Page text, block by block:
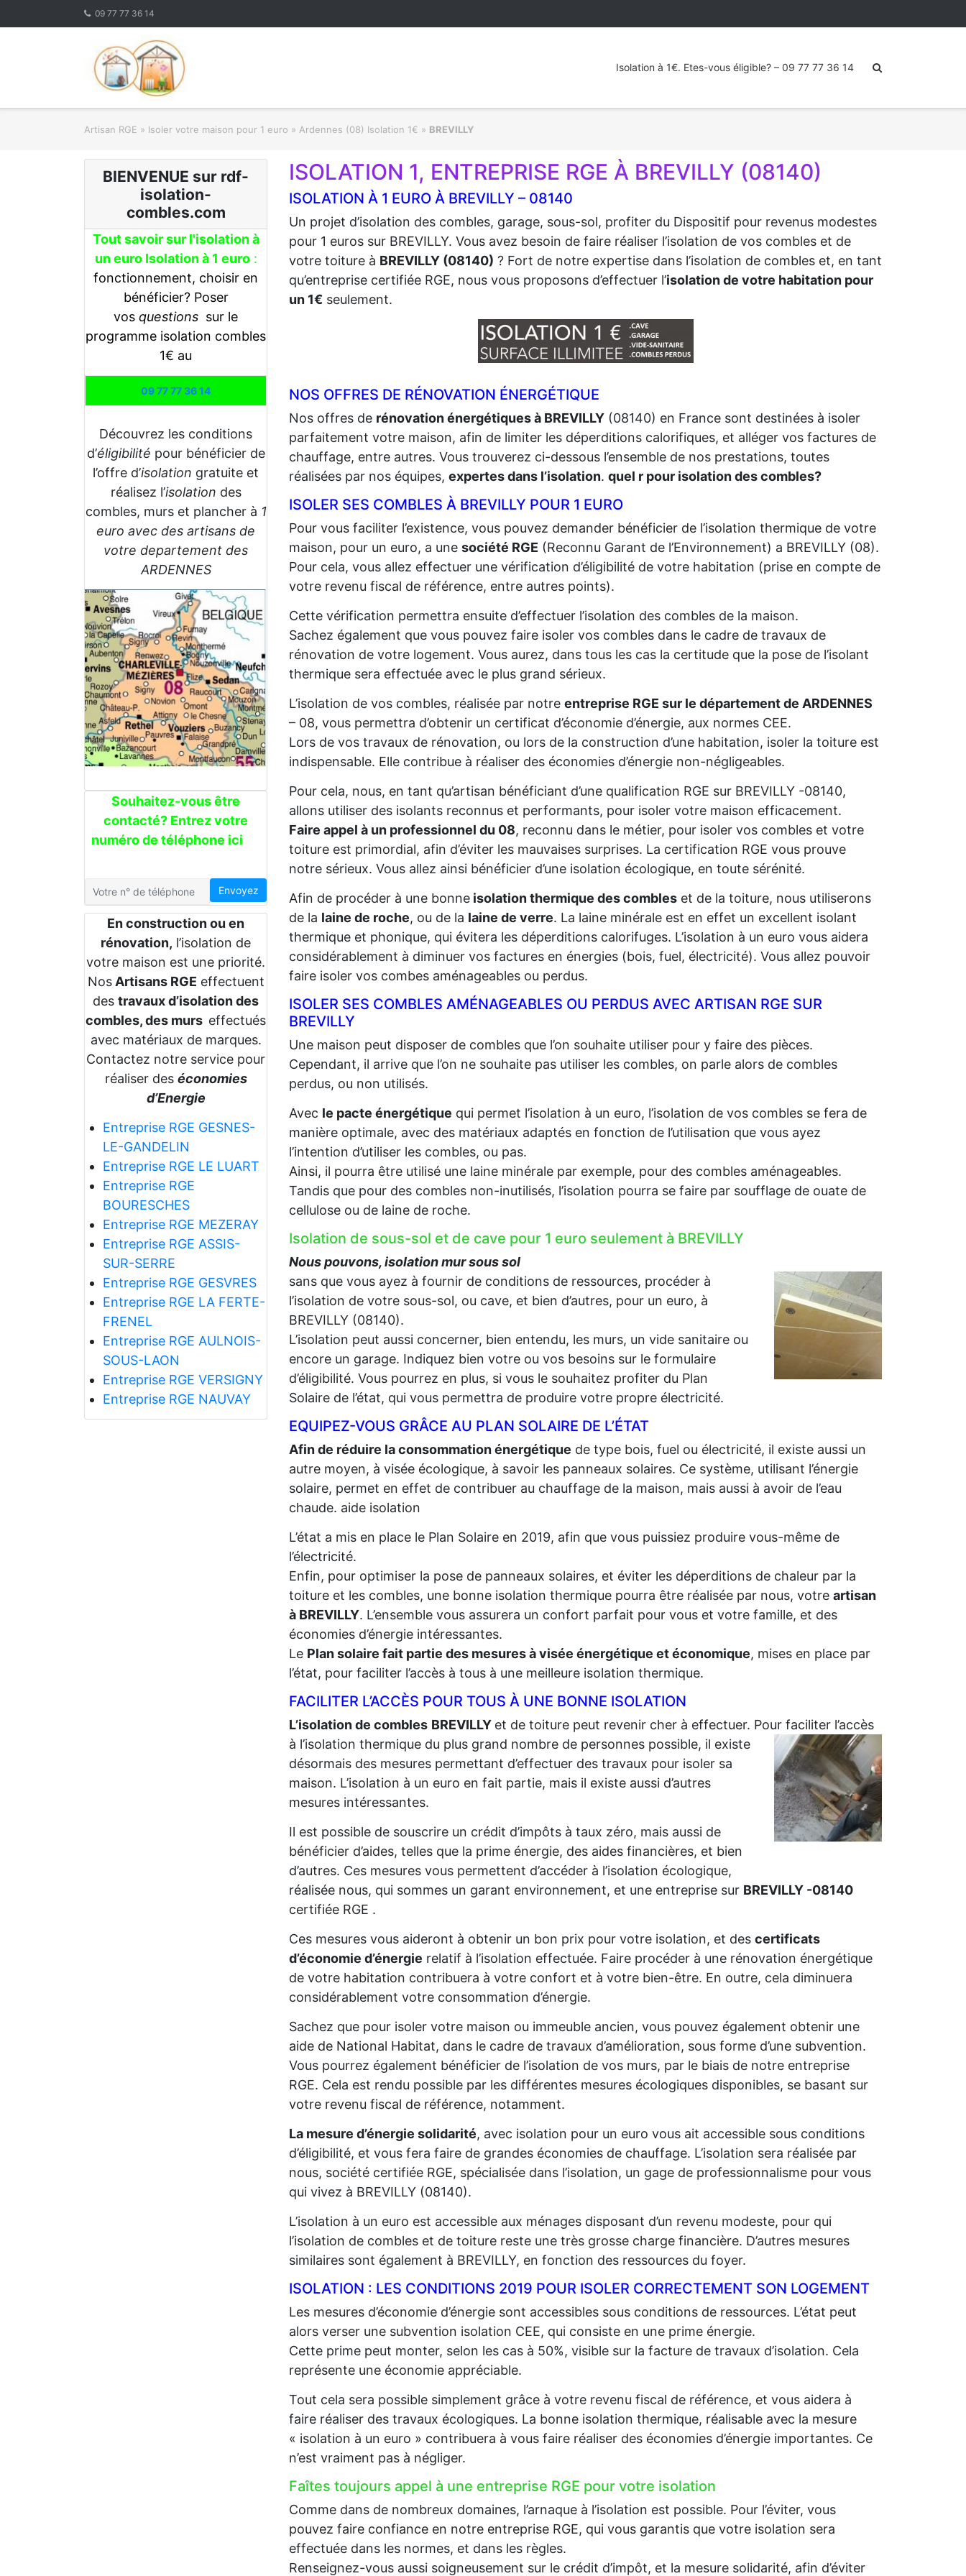
09 77 77 36 14
Isolation à 1€. Etes-vous éligible? – 09 77 77 36 14
Artisan RGE » Isoler votre maison pour 1 euro » Ardennes (08) Isolation 1€ » BREVILLY
BIENVENUE sur rdf-
isolation-
combles.com
Tout savoir sur l'isolation à
un euro Isolation à 1 euro:
fonctionnement, choisir en
bénéficier? Poser
vos questions sur le
programme isolation combles
1€ au
09 77 77 36 14
Découvrez les conditions
d’éligibilité pour bénéficier de
l’offre d’isolation gratuite et
réalisez l’isolation des
combles, murs et plancher à 1
euro avec des artisans de
votre departement des
ARDENNES
Souhaitez-vous être
contacté? Entrez votre
numéro de téléphone ici
Envoyez
En construction ou en
rénovation, l’isolation de
votre maison est une priorité.
NosArtisans RGE effectuent
des travaux d’isolation des
combles, des murs effectués
avec matériaux de marques.
Contactez notre service pour
réaliser des économies
d’Energie
Entreprise RGE GESNES-
LE-GANDELIN
Entreprise RGE LE LUART
Entreprise RGE
BOURESCHES
Entreprise RGE MEZERAY
Entreprise RGE ASSIS-
SUR-SERRE
Entreprise RGE GESVRES
Entreprise RGE LA FERTE-
FRENEL
Entreprise RGE AULNOIS-
SOUS-LAON
Entreprise RGE VERSIGNY
Entreprise RGE NAUVAY
ISOLATION 1, ENTREPRISE RGE À BREVILLY (08140)
ISOLATION À 1 EURO À BREVILLY – 08140
Un projet d’isolation des combles, garage, sous-sol, profiter du Dispositif pour revenus modestes
pour 1 euros sur BREVILLY. Vous avez besoin de faire réaliser l’isolation de vos combles et de
votre toiture à BREVILLY (08140) ? Fort de notre expertise dans l’isolation de combles et, en tant
qu’entreprise certifiée RGE, nous vous proposons d’effectuer l’isolation de votre habitation pour
un 1€ seulement.
NOS OFFRES DE RÉNOVATION ÉNERGÉTIQUE
Nos offres de rénovation énergétiques à BREVILLY (08140) en France sont destinées à isoler
parfaitement votre maison, afin de limiter les déperditions calorifiques, et alléger vos factures de
chauffage, entre autres. Vous trouverez ci-dessous l’ensemble de nos prestations, toutes
réalisées par nos équipes, expertes dans l’isolation. quel r pour isolation des combles?
ISOLER SES COMBLES À BREVILLY POUR 1 EURO
Pour vous faciliter l’existence, vous pouvez demander bénéficier de l’isolation thermique de votre
maison, pour un euro, a une société RGE (Reconnu Garant de l’Environnement) a BREVILLY (08).
Pour cela, vous allez effectuer une vérification d’éligibilité de votre habitation (prise en compte de
votre revenu fiscal de référence, entre autres points).
Cette vérification permettra ensuite d’effectuer l’isolation des combles de la maison.
Sachez également que vous pouvez faire isoler vos combles dans le cadre de travaux de
rénovation de votre logement. Vous aurez, dans tous les cas la certitude que la pose de l’isolant
thermique sera effectuée avec le plus grand sérieux.
L’isolation de vos combles, réalisée par notre entreprise RGE sur le département de ARDENNES
– 08, vous permettra d’obtenir un certificat d’économie d’énergie, aux normes CEE.
Lors de vos travaux de rénovation, ou lors de la construction d’une habitation, isoler la toiture est
indispensable. Elle contribue à réaliser des économies d’énergie non-négligeables.
Pour cela, nous, en tant qu’artisan bénéficiant d’une qualification RGE sur BREVILLY -08140,
allons utiliser des isolants reconnus et performants, pour isoler votre maison efficacement.
Faire appel à un professionnel du 08, reconnu dans le métier, pour isoler vos combles et votre
toiture est primordial, afin d’éviter les mauvaises surprises. La certification RGE vous prouve
notre sérieux. Vous allez ainsi bénéficier d’une isolation écologique, en toute sérénité.
Afin de procéder à une bonne isolation thermique des combles et de la toiture, nous utiliserons
de la laine de roche, ou de la laine de verre. La laine minérale est en effet un excellent isolant
thermique et phonique, qui évitera les déperditions calorifuges. L’isolation à un euro vous aidera
considérablement à diminuer vos factures en énergies (bois, fuel, électricité). Vous allez pouvoir
faire isoler vos combes aménageables ou perdus.
ISOLER SES COMBLES AMÉNAGEABLES OU PERDUS AVEC ARTISAN RGE SUR
BREVILLY
Une maison peut disposer de combles que l’on souhaite utiliser pour y faire des pièces.
Cependant, il arrive que l’on ne souhaite pas utiliser les combles, on parle alors de combles
perdus, ou non utilisés.
Avec le pacte énergétique qui permet l’isolation à un euro, l’isolation de vos combles se fera de
manière optimale, avec des matériaux adaptés en fonction de l’utilisation que vous ayez
l’intention d’utiliser les combles, ou pas.
Ainsi, il pourra être utilisé une laine minérale par exemple, pour des combles aménageables.
Tandis que pour des combles non-inutilisés, l’isolation pourra se faire par soufflage de ouate de
cellulose ou de laine de roche.
Isolation de sous-sol et de cave pour 1 euro seulement à BREVILLY
Nous pouvons, isolation mur sous sol
sans que vous ayez à fournir de conditions de ressources, procéder à
l’isolation de votre sous-sol, ou cave, et bien d’autres, pour un euro, à
BREVILLY (08140).
L’isolation peut aussi concerner, bien entendu, les murs, un vide sanitaire ou
encore un garage. Indiquez bien votre ou vos besoins sur le formulaire
d’éligibilité. Vous pourrez en plus, si vous le souhaitez profiter du Plan
Solaire de l’état, qui vous permettra de produire votre propre électricité.
EQUIPEZ-VOUS GRÂCE AU PLAN SOLAIRE DE L’ÉTAT
Afin de réduire la consommation énergétique de type bois, fuel ou électricité, il existe aussi un
autre moyen, à visée écologique, à savoir les panneaux solaires. Ce système, utilisant l’énergie
solaire, permet en effet de contribuer au chauffage de la maison, mais aussi à avoir de l’eau
chaude. aide isolation
L’état a mis en place le Plan Solaire en 2019, afin que vous puissiez produire vous-même de
l’électricité.
Enfin, pour optimiser la pose de panneaux solaires, et éviter les déperditions de chaleur par la
toiture et les combles, une bonne isolation thermique pourra être réalisée par nous, votre artisan
à BREVILLY. L’ensemble vous assurera un confort parfait pour vous et votre famille, et des
économies d’énergie intéressantes.
Le Plan solaire fait partie des mesures à visée énergétique et économique, mises en place par
l’état, pour faciliter l’accès à tous à une meilleure isolation thermique.
FACILITER L’ACCÈS POUR TOUS À UNE BONNE ISOLATION
L’isolation de combles BREVILLY et de toiture peut revenir cher à effectuer. Pour faciliter l’accès
à l’isolation thermique du plus grand nombre de personnes possible, il existe
désormais des mesures permettant d’effectuer des travaux pour isoler sa
maison. L’isolation à un euro en fait partie, mais il existe aussi d’autres
mesures intéressantes.
Il est possible de souscrire un crédit d’impôts à taux zéro, mais aussi de
bénéficier d’aides, telles que la prime énergie, des aides financières, et bien
d’autres. Ces mesures vous permettent d’accéder à l’isolation écologique,
réalisée nous, qui sommes un garant environnement, et une entreprise sur BREVILLY -08140
certifiée RGE .
Ces mesures vous aideront à obtenir un bon prix pour votre isolation, et des certificats
d’économie d’énergie relatif à l’isolation effectuée. Faire procéder à une rénovation énergétique
de votre habitation contribuera à votre confort et à votre bien-être. En outre, cela diminuera
considérablement votre consommation d’énergie.
Sachez que pour isoler votre maison ou immeuble ancien, vous pouvez également obtenir une
aide de National Habitat, dans le cadre de travaux d’amélioration, sous forme d’une subvention.
Vous pourrez également bénéficier de l’isolation de vos murs, par le biais de notre entreprise
RGE. Cela est rendu possible par les différentes mesures écologiques disponibles, se basant sur
votre revenu fiscal de référence, notamment.
La mesure d’énergie solidarité, avec isolation pour un euro vous ait accessible sous conditions
d’éligibilité, et vous fera faire de grandes économies de chauffage. L’isolation sera réalisée par
nous, société certifiée RGE, spécialisée dans l’isolation, un gage de professionnalisme pour vous
qui vivez à BREVILLY (08140).
L’isolation à un euro est accessible aux ménages disposant d’un revenu modeste, pour qui
l’isolation de combles et de toiture reste une très grosse charge financière. D’autres mesures
similaires sont également à BREVILLY, en fonction des ressources du foyer.
ISOLATION : LES CONDITIONS 2019 POUR ISOLER CORRECTEMENT SON LOGEMENT
Les mesures d’économie d’énergie sont accessibles sous conditions de ressources. L’état peut
alors verser une subvention isolation CEE, qui consiste en une prime énergie.
Cette prime peut monter, selon les cas à 50%, visible sur la facture de travaux d’isolation. Cela
représente une économie appréciable.
Tout cela sera possible simplement grâce à votre revenu fiscal de référence, et vous aidera à
faire réaliser des travaux écologiques. La bonne isolation thermique, réalisable avec la mesure
« isolation à un euro » contribuera à vous faire réaliser des économies d’énergie importantes. Ce
n’est vraiment pas à négliger.
Faîtes toujours appel à une entreprise RGE pour votre isolation
Comme dans de nombreux domaines, l’arnaque à l’isolation est possible. Pour l’éviter, vous
pouvez faire confiance en notre entreprise RGE, qui vous garantis que votre isolation sera
effectuée dans les normes, et dans les règles.
Renseignez-vous aussi soigneusement sur le crédit d’impôt, et la mesure solidarité, afin d’éviter